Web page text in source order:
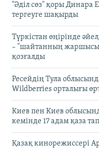
"Әділ сөз" қоры Динара
тергеуге шақырды
Түркістан өңірінде
– "шайтанның жаршысы"
қозғалды
Ресейдің Тула
Wildberries орталығы
Киев пен Киев
кемінде 17 адам қаза
Қазақ кинорежиссері